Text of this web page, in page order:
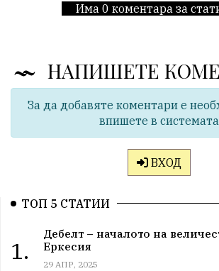
Има 0 коментара за
НАПИШЕТЕ
За да добавяте коментари е
впишете в системата
ВХОД
ТОП 5 СТАТИИ
1.
Дебелт – началото на
Еркесия
29 АПР, 2025